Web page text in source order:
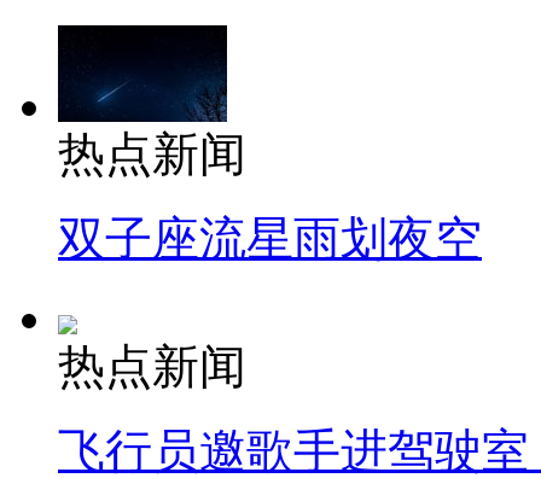
热点新闻
双子座流星雨划夜空
热点新闻
飞行员邀歌手进驾驶